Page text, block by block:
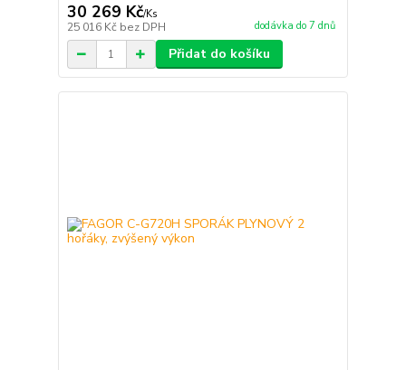
30 269 Kč/Ks
25 016 Kč bez DPH dodávka do 7 dnů
Přidat do košíku